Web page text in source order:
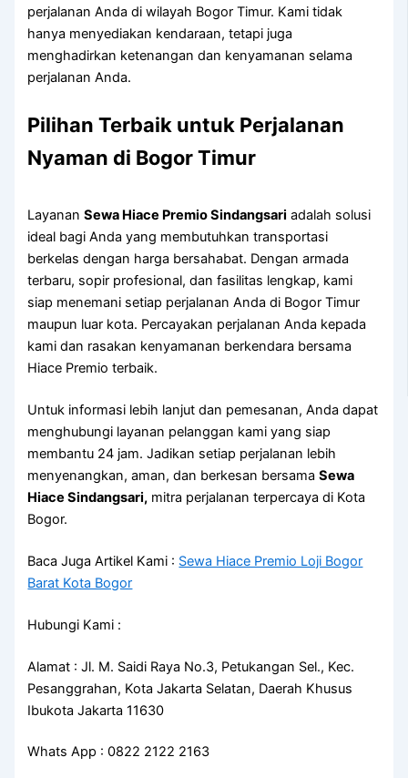
perjalanan Anda di wilayah Bogor Timur. Kami tidak
hanya menyediakan kendaraan, tetapi juga
menghadirkan ketenangan dan kenyamanan selama
perjalanan Anda.
Pilihan Terbaik untuk Perjalanan
Nyaman di Bogor Timur
LayananSewa Hiace Premio Sindangsari adalah solusi
ideal bagi Anda yang membutuhkan transportasi
berkelas dengan harga bersahabat. Dengan armada
terbaru, sopir profesional, dan fasilitas lengkap, kami
siap menemani setiap perjalanan Anda di Bogor Timur
maupun luar kota. Percayakan perjalanan Anda kepada
kami dan rasakan kenyamanan berkendara bersama
Hiace Premio terbaik.
Untuk informasi lebih lanjut dan pemesanan, Anda dapat
menghubungi layanan pelanggan kami yang siap
membantu 24 jam. Jadikan setiap perjalanan lebih
menyenangkan, aman, dan berkesan bersamaSewa
Hiace Sindangsari, mitra perjalanan terpercaya di Kota
Bogor.
Baca Juga Artikel Kami : Sewa Hiace Premio Loji Bogor
Barat Kota Bogor
Hubungi Kami :
Alamat : Jl. M. Saidi Raya No.3, Petukangan Sel., Kec.
Pesanggrahan, Kota Jakarta Selatan, Daerah Khusus
Ibukota Jakarta 11630
Whats App : 0822 2122 2163